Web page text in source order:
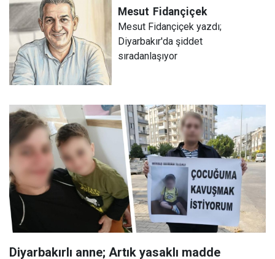
Mesut Fidançiçek
Mesut Fidançiçek yazdı;
Diyarbakır'da şiddet
sıradanlaşıyor
Diyarbakırlı anne; Artık yasaklı madde